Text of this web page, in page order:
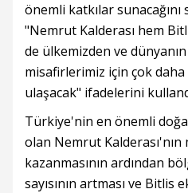
önemli katkılar sunacağını
"Nemrut Kalderası hem
de ülkemizden ve
misafirlerimiz için çok
ulaşacak" ifadelerini
Türkiye'nin en önemli
olan Nemrut
kazanmasının ardından
sayısının artması ve